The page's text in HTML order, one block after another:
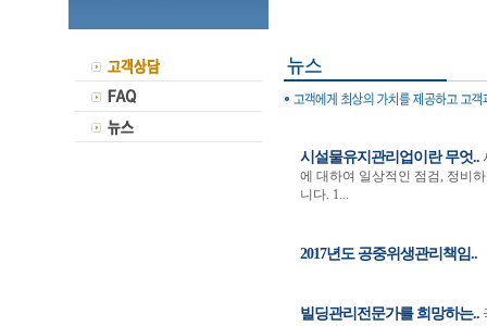
시설물유지관리업이란 무엇..
에 대하여 일상적인 점검, 정비
니다. 1...
2017년도 공중위생관리책임..
빌딩관리전문가를 희망하는..